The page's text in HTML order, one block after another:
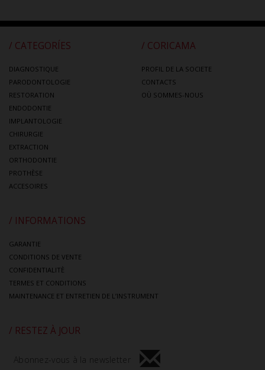
/ CATEGORÍES
DIAGNOSTIQUE
PARODONTOLOGIE
RESTORATION
ENDODONTIE
IMPLANTOLOGIE
CHIRURGIE
EXTRACTION
ORTHODONTIE
PROTHÈSE
ACCESOIRES
/ CORICAMA
PROFIL DE LA SOCIETE
CONTACTS
OÙ SOMMES-NOUS
/ INFORMATIONS
GARANTIE
CONDITIONS DE VENTE
CONFIDENTIALITÈ
TERMES ET CONDITIONS
MAINTENANCE ET ENTRETIEN DE L’INSTRUMENT
/ RESTEZ À JOUR
Abonnez-vous à la newsletter